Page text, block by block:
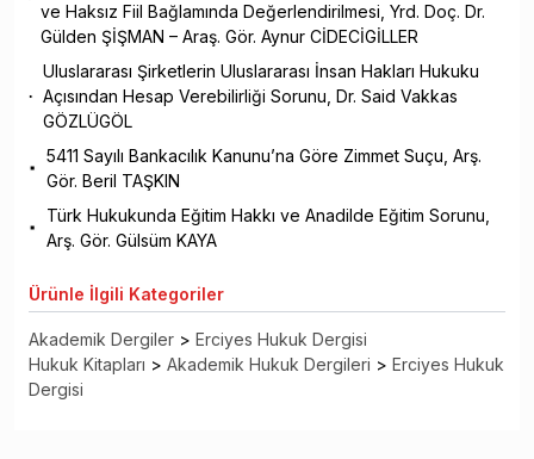
ve Haksız Fiil Bağlamında Değerlendirilmesi, Yrd. Doç. Dr.
Gülden ŞİŞMAN – Araş. Gör. Aynur CİDECİGİLLER
Uluslararası Şirketlerin Uluslararası İnsan Hakları Hukuku
Açısından Hesap Verebilirliği Sorunu, Dr. Said Vakkas
GÖZLÜGÖL
5411 Sayılı Bankacılık Kanunu’na Göre Zimmet Suçu, Arş.
Gör. Beril TAŞKIN
Türk Hukukunda Eğitim Hakkı ve Anadilde Eğitim Sorunu,
Arş. Gör. Gülsüm KAYA
Ürünle İlgili Kategoriler
Akademik Dergiler > Erciyes Hukuk Dergisi
Hukuk Kitapları > Akademik Hukuk Dergileri > Erciyes Hukuk
Dergisi